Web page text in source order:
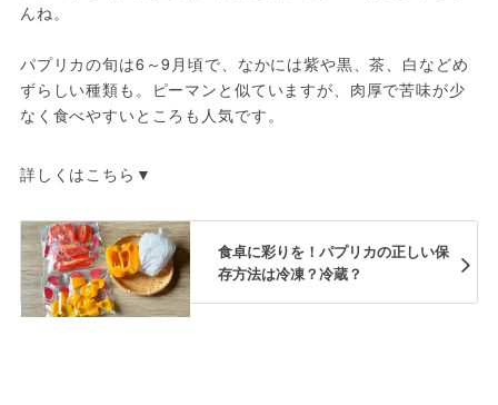
んね。
パプリカの旬は6～9月頃で、なかには紫や黒、茶、白などめ
ずらしい種類も。ピーマンと似ていますが、肉厚で苦味が少
なく食べやすいところも人気です。
詳しくはこちら▼
食卓に彩りを！パプリカの正しい保
存方法は冷凍？冷蔵？